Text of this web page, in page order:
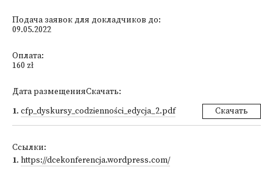
Подача заявок для докладчиков до:
09.05.2022
Оплата:
160 zł
Дата размещенияСкачать:
1. cfp_dyskursy_codzienności_edycja_2.pdf Скачать
Ссылки:
1. https://dcekonferencja.wordpress.com/